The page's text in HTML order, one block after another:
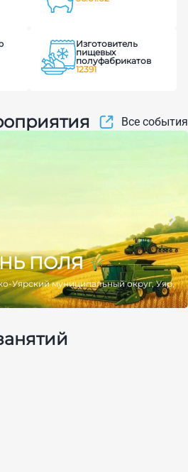
Изготовитель
пищевых
полуфабрикатов
12391
Все события
ПОЛЯ
Уярский муниципальный округ, Уяр,